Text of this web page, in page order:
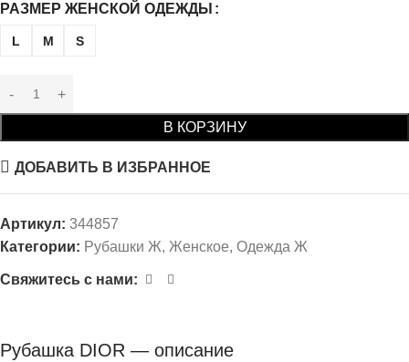
РАЗМЕР ЖЕНСКОЙ ОДЕЖДЫ
L M S
В КОРЗИНУ
ДОБАВИТЬ В ИЗБРАННОЕ
Артикул: 344857
Категории: Рубашки Ж, Женское, Одежда Ж
Свяжитесь с нами:
Рубашка DIOR — описание